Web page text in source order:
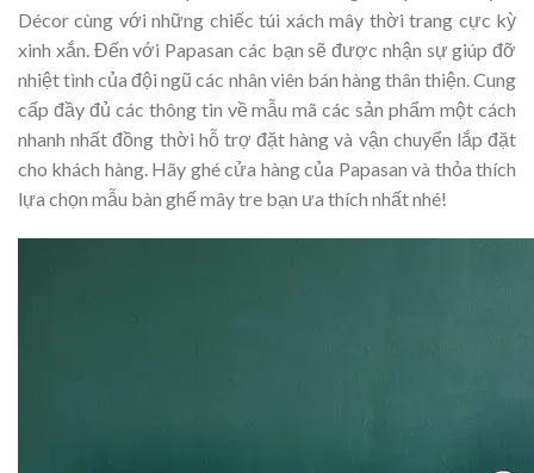
Décor cùng với những chiếc túi xách mây thời trang cực kỳ
xinh xắn. Đến với Papasan các bạn sẽ được nhận sự giúp đỡ
nhiệt tình của đội ngũ các nhân viên bán hàng thân thiện. Cung
cấp đầy đủ các thông tin về mẫu mã các sản phẩm một cách
nhanh nhất đồng thời hỗ trợ đặt hàng và vận chuyển lắp đặt
cho khách hàng. Hãy ghé cửa hàng của Papasan và thỏa thích
lựa chọn mẫu bàn ghế mây tre bạn ưa thích nhất nhé!